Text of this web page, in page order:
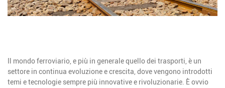
Il mondo ferroviario, e più in generale quello dei trasporti, è un
settore in continua evoluzione e crescita, dove vengono introdotti
temi e tecnologie sempre più innovative e rivoluzionarie. È ovvio